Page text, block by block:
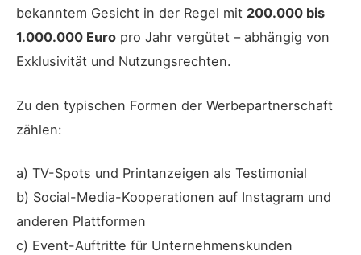
bekanntem Gesicht in der Regel mit 200.000 bis
1.000.000 Euro pro Jahr vergütet – abhängig von
Exklusivität und Nutzungsrechten.
Zu den typischen Formen der Werbepartnerschaft
zählen:
a) TV-Spots und Printanzeigen als Testimonial
b) Social-Media-Kooperationen auf Instagram und
anderen Plattformen
c) Event-Auftritte für Unternehmenskunden